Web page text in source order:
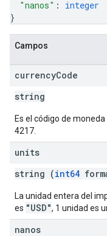
"nanos" : integer
}
Campos
currencyCode
string
Es el código de
4217.
units
string (int64
La unidad entera del
es "USD", 1 unidad es
nanos